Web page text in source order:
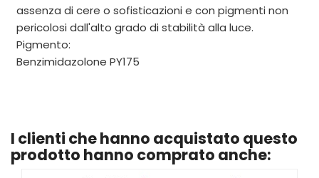
assenza di cere o sofisticazioni e con pigmenti non
pericolosi dall'alto grado di stabilità alla luce.
Pigmento:
Benzimidazolone PY175
I clienti che hanno acquistato questo
prodotto hanno comprato anche: